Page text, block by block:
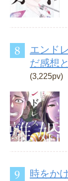
エンド
だ感想
(3,225pv)
時をか